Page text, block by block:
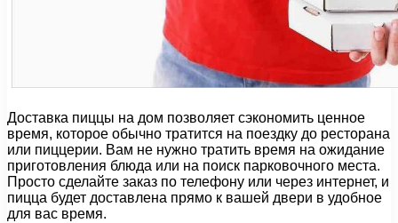
Доставка пиццы на дом позволяет сэкономить ценное
время, которое обычно тратится на поездку до ресторана
или пиццерии. Вам не нужно тратить время на ожидание
приготовления блюда или на поиск парковочного места.
Просто сделайте заказ по телефону или через интернет, и
пицца будет доставлена прямо к вашей двери в удобное
для вас время.